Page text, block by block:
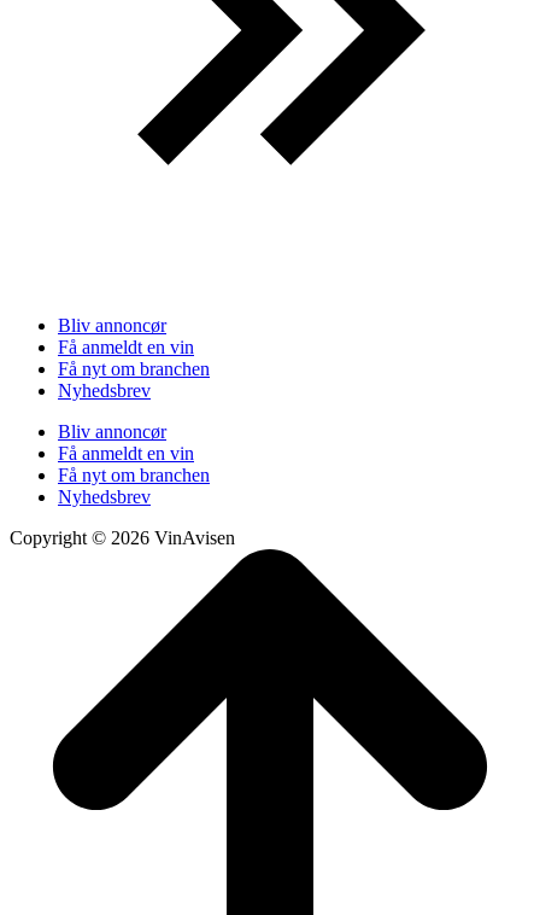
Bliv annoncør
Få anmeldt en vin
Få nyt om branchen
Nyhedsbrev
Bliv annoncør
Få anmeldt en vin
Få nyt om branchen
Nyhedsbrev
Copyright © 2026 VinAvisen